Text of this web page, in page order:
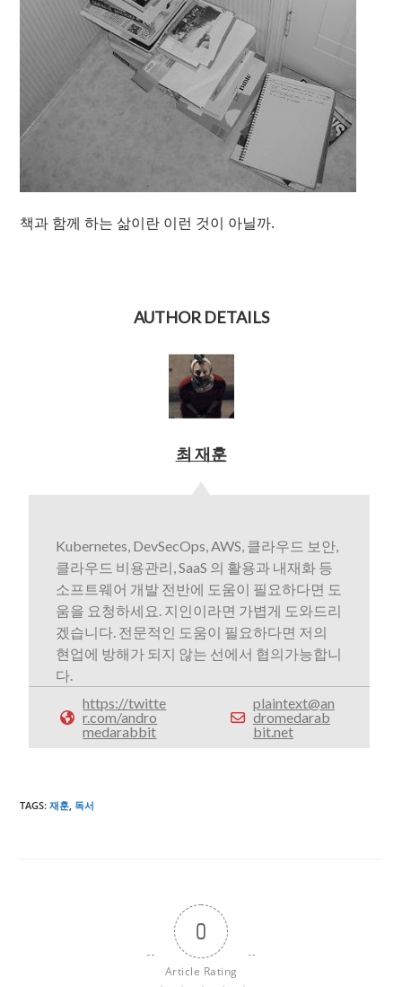
책과 함께 하는 삶이란 이런 것이 아닐까.
AUTHOR DETAILS
최 재훈
Kubernetes, DevSecOps, AWS, 클라우드 보안,
클라우드 비용관리, SaaS 의 활용과 내재화 등
소프트웨어 개발 전반에 도움이 필요하다면 도
움을 요청하세요. 지인이라면 가볍게 도와드리
겠습니다. 전문적인 도움이 필요하다면 저의
현업에 방해가 되지 않는 선에서 협의가능합니
다.
https://twitte
r.com/andro
medarabbit
plaintext@an
dromedarab
bit.net
TAGS:재훈, 독서
0
Article Rating